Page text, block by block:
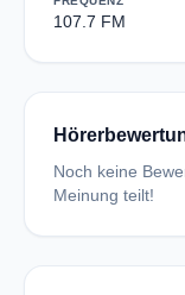
107.7 FM
Noch keine
Meinung teilt!